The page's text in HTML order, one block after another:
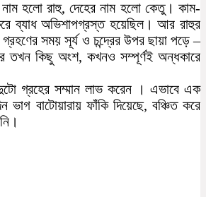
হলো রাহু, দেহের নাম হলো কেতু। কাম-
ব্যাধ অভিশাপগ্রস্ত হয়েছিল। আর রাহুর
সময় সূর্য ও চন্দ্রের উপর ছায়া পড়ে –
তখন কিছু অংশ, কখনও সম্পূর্ণই অন্ধকারে
গ্রহের সম্মান লাভ করেন । এভাবে এক
ভাগ বাটোয়ারায় ফাঁকি দিয়েছে, বঞ্চিত করে